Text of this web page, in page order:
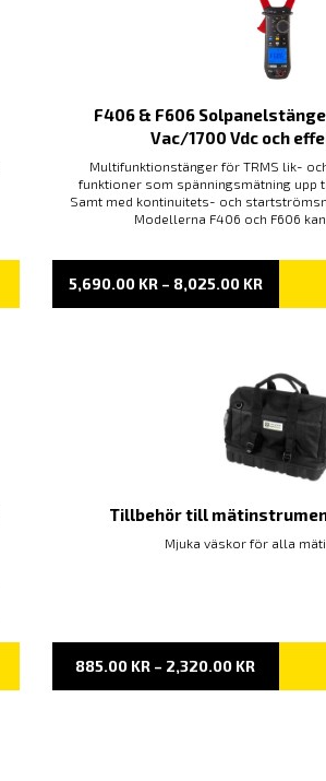
F406 & F606
Vac/1700 Vdc och
Multifunktionstänger för TRMS lik-
funktioner som spänningsmätning upp
Samt med kontinuitets- och
Modellerna F406 och F606 kan
5,690.00 KR – 8,025.00 KR
TILL
Tillbehör till
Mjuka väskor för alla
885.00 KR – 2,320.00 KR
TILL